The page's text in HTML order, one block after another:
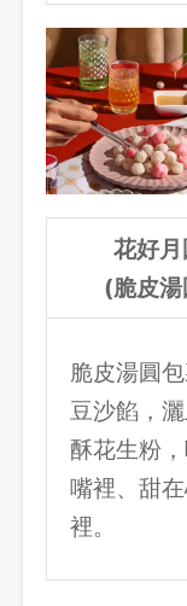
花好月
(脆皮
脆皮湯圓
豆沙餡，
酥花生粉
嘴裡、甜
裡。